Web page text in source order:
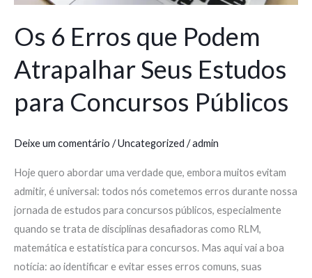
Os 6 Erros que Podem
Atrapalhar Seus Estudos
para Concursos Públicos
Deixe um comentário /Uncategorized /admin
Hoje quero abordar uma verdade que, embora muitos evitam
admitir, é universal: todos nós cometemos erros durante nossa
jornada de estudos para concursos públicos, especialmente
quando se trata de disciplinas desafiadoras como RLM,
matemática e estatística para concursos. Mas aqui vai a boa
notícia: ao identificar e evitar esses erros comuns, suas